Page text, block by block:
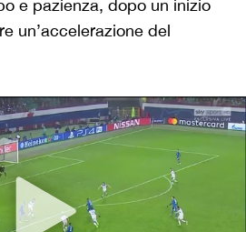
e pazienza, dopo un inizio
un’accelerazione del